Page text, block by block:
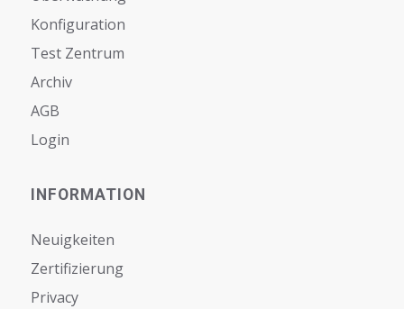
Konfiguration
Test Zentrum
Archiv
AGB
Login
INFORMATION
Neuigkeiten
Zertifizierung
Privacy